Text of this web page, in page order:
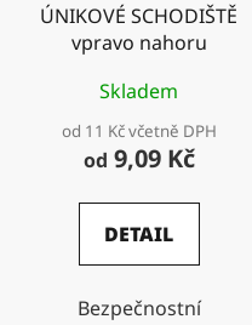
ÚNIKOVÉ SCHODIŠTĚ
vpravo nahoru
Skladem
od 11 Kč včetně DPH
od 9,09 Kč
DETAIL
Bezpečnostní